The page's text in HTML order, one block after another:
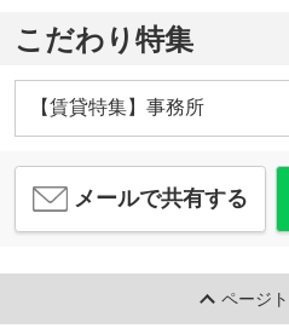
こだわり特集
【賃貸特集】事務所
メールで共有する
ページ